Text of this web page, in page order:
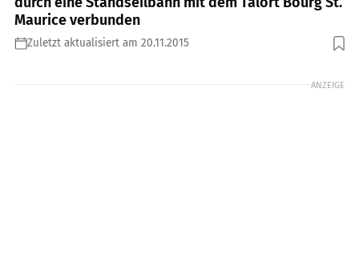
Maurice verbunden
Zuletzt aktualisiert am 20.11.2015
Foto: Shutterstock / xdrew
ANZEIGE